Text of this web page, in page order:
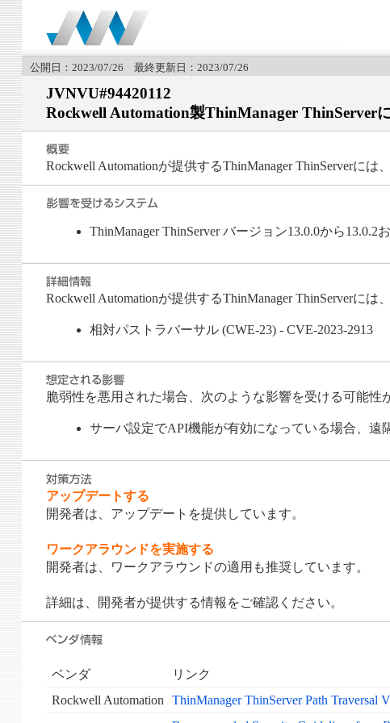
公開日：2023/07/26 最終更新日：2023/07/26
JVNVU#94420112
Rockwell Automation製ThinManager ThinServer
Rockwell Automationが提供するThinManager ThinServerに
ThinManager ThinServer バージョン13.0.0から13.0.2
Rockwell Automationが提供するThinManager ThinServerには
相対パストラバーサル (CWE-23) - CVE-2023-2913
脆弱性を悪用された場合、次のような影響を受ける可能性
サーバ設定でAPI機能が有効になっている場合、
アップデートする
開発者は、アップデートを提供しています。
ワークアラウンドを実施する
開発者は、ワークアラウンドの適用も推奨しています。
詳細は、開発者が提供する情報をご確認ください。
ベンダ
リンク
Rockwell Automation ThinManager ThinServer Path Traversal